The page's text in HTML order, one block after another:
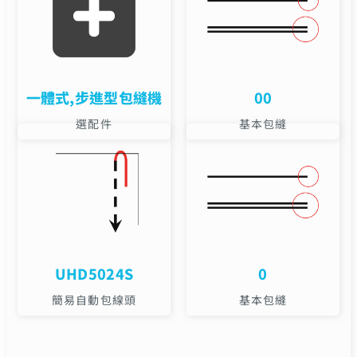
一體式,步進型包縫機
選配件
00
基本包縫
UHD5024S
簡易自動包線頭
0
基本包縫